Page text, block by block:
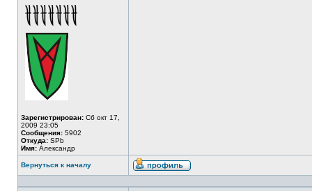
Зарегистрирован: Сб окт 17,
2009 23:05
Сообщения: 5902
Откуда: SPb
Имя: Александр
Вернуться к началу